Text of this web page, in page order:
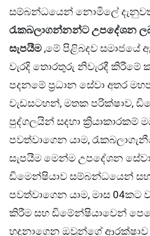
සම්බන්ධයෙන් නොමිලේ
රැකබලාගන්නන්ට උපදේශන
සැපයීම,මේ පිළිබදව සමාජයේ
වැරදි තොරතුරු නිවැරදී කිරීමේ
පදනමේ ප්‍රධාන සේවා අතර
වැඩසටහන්, මතක පරික්ෂාව,
පුද්ගලයින් සදහා ක්‍රියාකාරකම්
පවත්වාගෙන යාම,
සැපයීම මෙන්ම උපදේශන සේවා
ඩිමෙන්ෂියාව සම්බන්ධයෙන්
පවත්වාගෙන යාම, මාස 04කට
කිරීම සහ ඩිමේන්ෂියාවෙන්
හදුනාගෙන ඔවුන්ගේ ආරක්ෂාව